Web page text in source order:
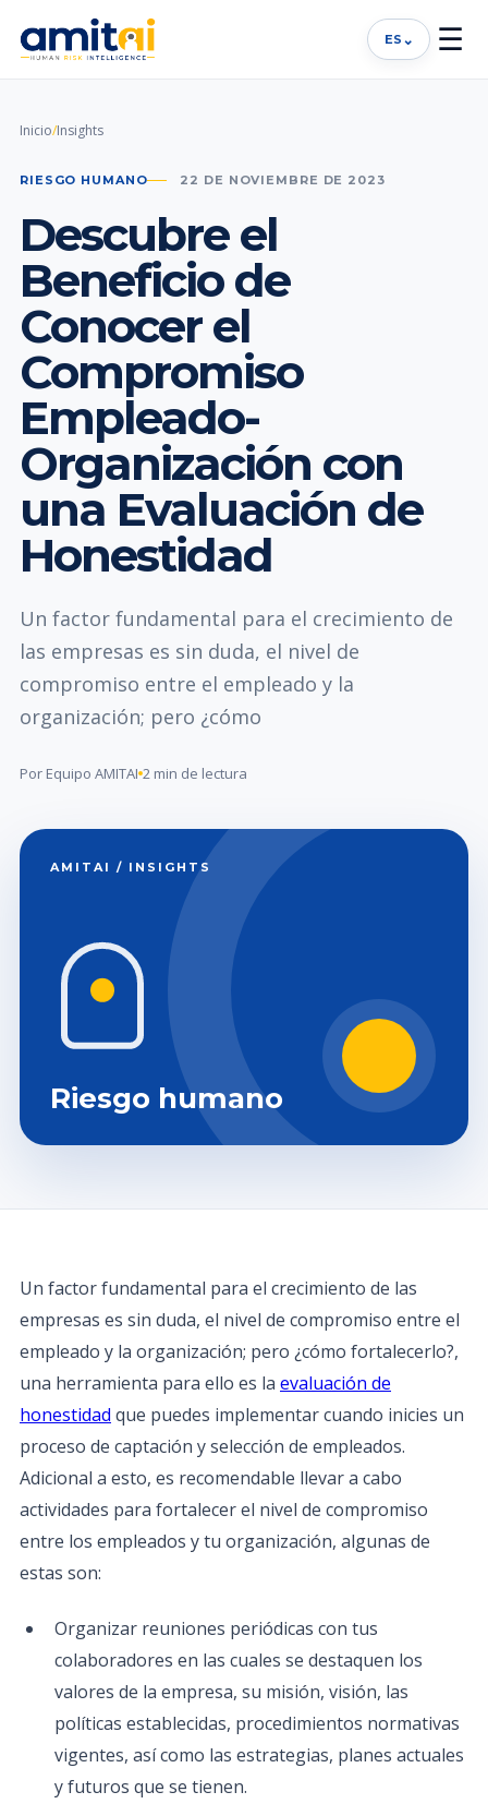
ES ⌄ ☰
Inicio/Insights
RIESGO HUMANO 22 DE NOVIEMBRE DE 2023
Descubre el
Beneficio de
Conocer el
Compromiso
Empleado-
Organización con
una Evaluación de
Honestidad
Un factor fundamental para el crecimiento de
las empresas es sin duda, el nivel de
compromiso entre el empleado y la
organización; pero ¿cómo
Por Equipo AMITAI 2 min de lectura
AMITAI / INSIGHTS
Riesgo humano
Un factor fundamental para el crecimiento de las
empresas es sin duda, el nivel de compromiso entre el
empleado y la organización; pero ¿cómo fortalecerlo?,
una herramienta para ello es la evaluación de
honestidad que puedes implementar cuando inicies un
proceso de captación y selección de empleados.
Adicional a esto, es recomendable llevar a cabo
actividades para fortalecer el nivel de compromiso
entre los empleados y tu organización, algunas de
estas son:
Organizar reuniones periódicas con tus
colaboradores en las cuales se destaquen los
valores de la empresa, su misión, visión, las
políticas establecidas, procedimientos normativas
vigentes, así como las estrategias, planes actuales
y futuros que se tienen.